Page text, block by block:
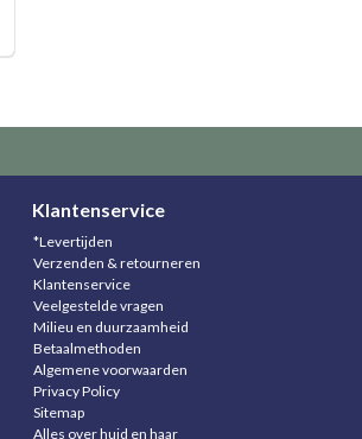
Klantenservice
*Levertijden
Verzenden & retourneren
Klantenservice
Veelgestelde vragen
Milieu en duurzaamheid
Betaalmethoden
Algemene voorwaarden
Privacy Policy
Sitemap
Alles over huid en haar